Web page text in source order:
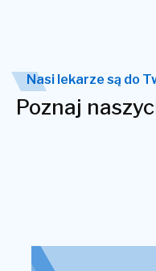
Nasi lekarze są do
Poznaj